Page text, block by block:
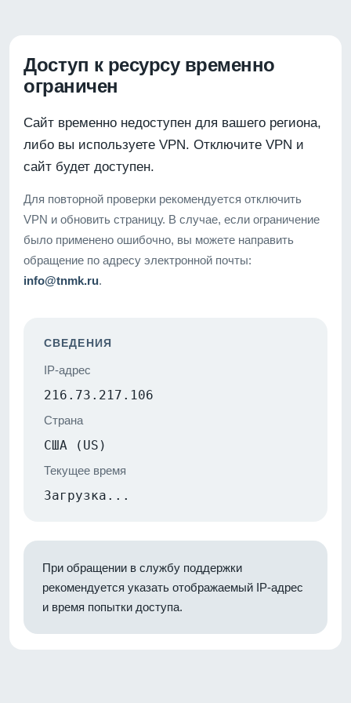
Доступ к ресурсу временно
ограничен
Сайт временно недоступен для вашего региона,
либо вы используете VPN. Отключите VPN и
сайт будет доступен.
Для повторной проверки рекомендуется отключить
VPN и обновить страницу. В случае, если ограничение
было применено ошибочно, вы можете направить
обращение по адресу электронной почты:
info@tnmk.ru.
СВЕДЕНИЯ
IP-адрес
216.73.217.106
Страна
США (US)
Текущее время
Загрузка...
При обращении в службу поддержки
рекомендуется указать отображаемый IP-адрес
и время попытки доступа.